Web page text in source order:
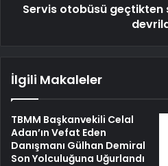
Servis otobüsü
İlgili Makaleler
TBMM Başkanvekili Celal
Adan’ın Vefat Eden
Danışmanı Gülhan Demiral
Son Yolculuğuna Uğurlandı